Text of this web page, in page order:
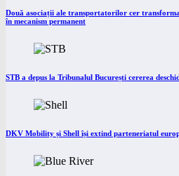
Două asociații ale transportatorilor cer
în mecanism permanent
STB a depus la Tribunalul București cererea
DKV Mobility și Shell își extind parteneriatul